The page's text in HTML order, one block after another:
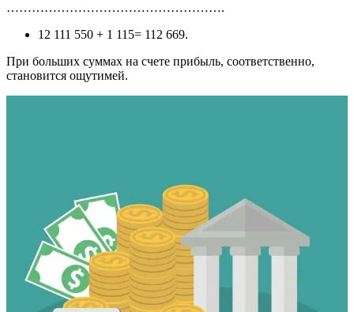
…………………………………………….
12 111 550 + 1 115= 112 669.
При больших суммах на счете прибыль, соответственно,
становится ощутимей.